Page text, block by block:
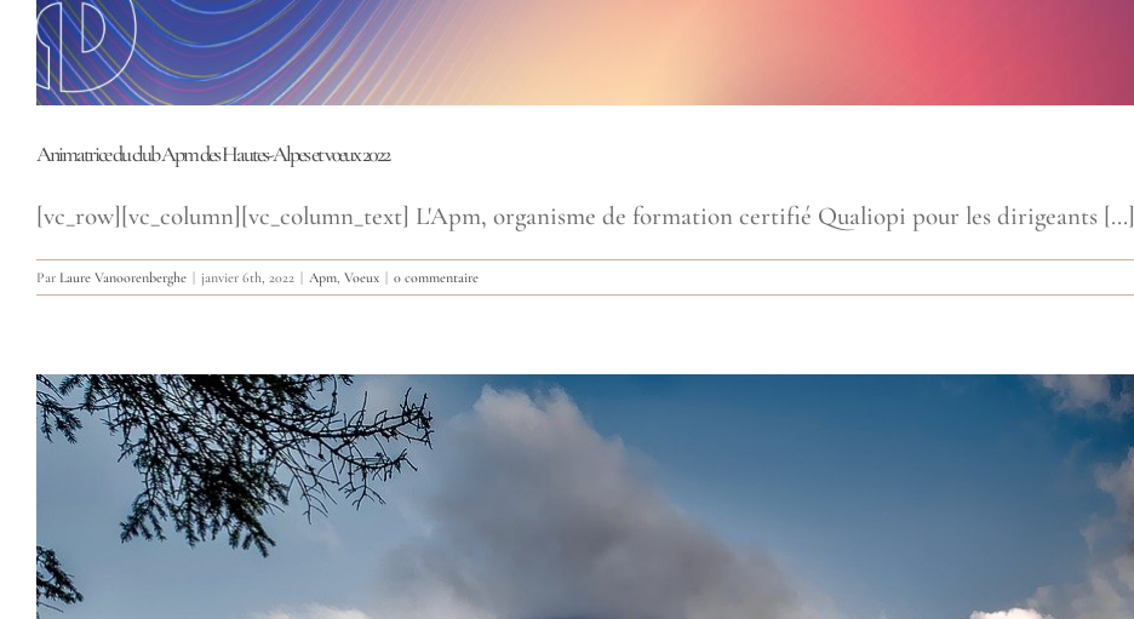
Animatrice du club Apm des Hautes-Alpes et vœux 2022
[vc_row][vc_column][vc_column_text] L'Apm, organisme de formation certifié Qualiopi pour les dirigeants [...]
Par Laure Vanoorenberghe | janvier 6th, 2022 | Apm, Voeux | 0 commentaire